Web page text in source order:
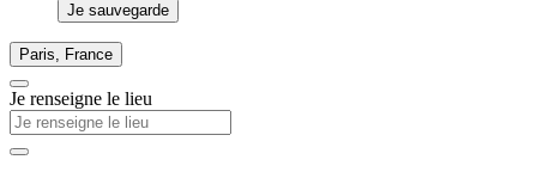
Je sauvegarde
Paris, France
Je renseigne le lieu